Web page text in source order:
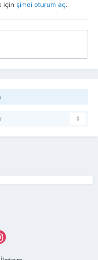
için şimdi oturum aç.
0